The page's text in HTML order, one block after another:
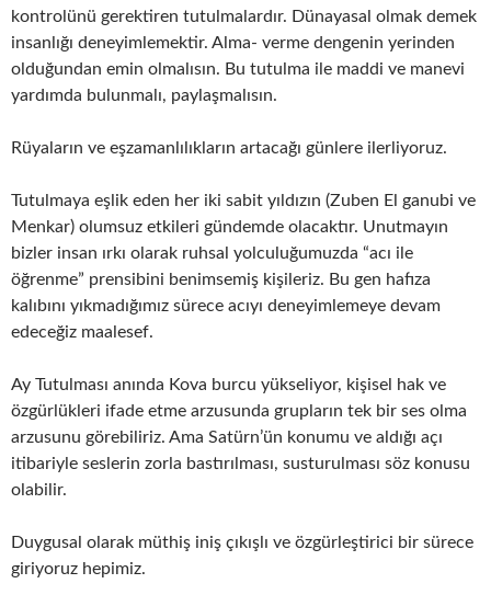
kontrolünü gerektiren tutulmalardır. Dünayasal olmak demek
insanlığı deneyimlemektir. Alma- verme dengenin yerinden
olduğundan emin olmalısın. Bu tutulma ile maddi ve manevi
yardımda bulunmalı, paylaşmalısın.
Rüyaların ve eşzamanlılıkların artacağı günlere ilerliyoruz.
Tutulmaya eşlik eden her iki sabit yıldızın (Zuben El ganubi ve
Menkar) olumsuz etkileri gündemde olacaktır. Unutmayın
bizler insan ırkı olarak ruhsal yolculuğumuzda “acı ile
öğrenme” prensibini benimsemiş kişileriz. Bu gen hafıza
kalıbını yıkmadığımız sürece acıyı deneyimlemeye devam
edeceğiz maalesef.
Ay Tutulması anında Kova burcu yükseliyor, kişisel hak ve
özgürlükleri ifade etme arzusunda grupların tek bir ses olma
arzusunu görebiliriz. Ama Satürn’ün konumu ve aldığı açı
itibariyle seslerin zorla bastırılması, susturulması söz konusu
olabilir.
Duygusal olarak müthiş iniş çıkışlı ve özgürleştirici bir sürece
giriyoruz hepimiz.